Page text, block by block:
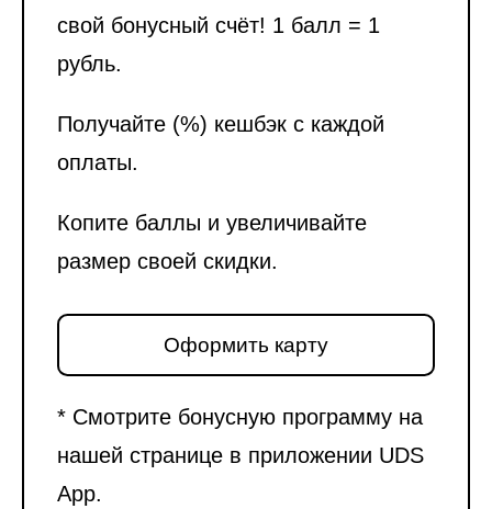
свой бонусный счёт! 1 балл = 1
рубль.
Получайте (%) кешбэк с каждой
оплаты.
Копите баллы и увеличивайте
размер своей скидки.
Оформить карту
* Смотрите бонусную программу на
нашей странице в приложении UDS
App.